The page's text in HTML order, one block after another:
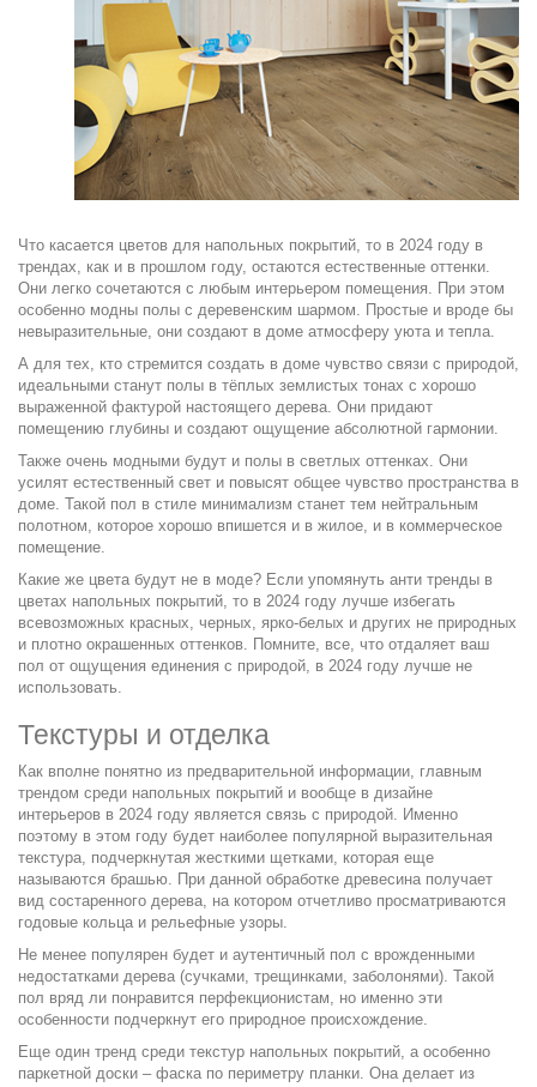
Что касается цветов для напольных покрытий, то в 2024 году в
трендах, как и в прошлом году, остаются естественные оттенки.
Они легко сочетаются с любым интерьером помещения. При этом
особенно модны полы с деревенским шармом. Простые и вроде бы
невыразительные, они создают в доме атмосферу уюта и тепла.
А для тех, кто стремится создать в доме чувство связи с природой,
идеальными станут полы в тёплых землистых тонах с хорошо
выраженной фактурой настоящего дерева. Они придают
помещению глубины и создают ощущение абсолютной гармонии.
Также очень модными будут и полы в светлых оттенках. Они
усилят естественный свет и повысят общее чувство пространства в
доме. Такой пол в стиле минимализм станет тем нейтральным
полотном, которое хорошо впишется и в жилое, и в коммерческое
помещение.
Какие же цвета будут не в моде? Если упомянуть анти тренды в
цветах напольных покрытий, то в 2024 году лучше избегать
всевозможных красных, черных, ярко-белых и других не природных
и плотно окрашенных оттенков. Помните, все, что отдаляет ваш
пол от ощущения единения с природой, в 2024 году лучше не
использовать.
Текстуры и отделка
Как вполне понятно из предварительной информации, главным
трендом среди напольных покрытий и вообще в дизайне
интерьеров в 2024 году является связь с природой. Именно
поэтому в этом году будет наиболее популярной выразительная
текстура, подчеркнутая жесткими щетками, которая еще
называются брашью. При данной обработке древесина получает
вид состаренного дерева, на котором отчетливо просматриваются
годовые кольца и рельефные узоры.
Не менее популярен будет и аутентичный пол с врожденными
недостатками дерева (сучками, трещинками, заболонями). Такой
пол вряд ли понравится перфекционистам, но именно эти
особенности подчеркнут его природное происхождение.
Еще один тренд среди текстур напольных покрытий, а особенно
паркетной доски – фаска по периметру планки. Она делает из